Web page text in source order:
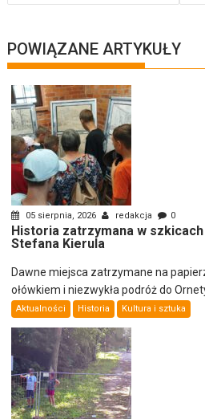
POWIĄZANE ARTYKUŁY
05 sierpnia, 2026 redakcja 0
Historia zatrzymana w
Stefana Kierula
Dawne miejsca zatrzymane na
ołówkiem i niezwykła podróż do
Aktualności Historia Kultura i sztuka